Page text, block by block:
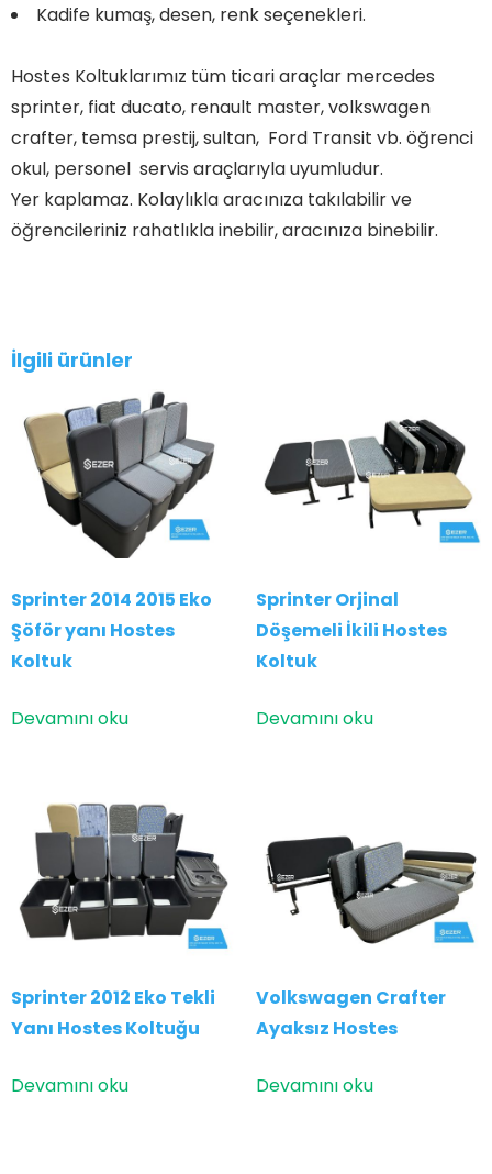
Kadife kumaş, desen, renk seçenekleri.
Hostes Koltuklarımız tüm ticari araçlar mercedes
sprinter, fiat ducato, renault master, volkswagen
crafter, temsa prestij, sultan, Ford Transit vb. öğrenci
okul, personel servis araçlarıyla uyumludur.
Yer kaplamaz. Kolaylıkla aracınıza takılabilir ve
öğrencileriniz rahatlıkla inebilir, aracınıza binebilir.
İlgili ürünler
Sprinter 2014 2015 Eko
Şöför yanı Hostes
Koltuk
Devamını oku
Sprinter Orjinal
Döşemeli İkili Hostes
Koltuk
Devamını oku
Sprinter 2012 Eko Tekli
Yanı Hostes Koltuğu
Devamını oku
Volkswagen Crafter
Ayaksız Hostes
Devamını oku